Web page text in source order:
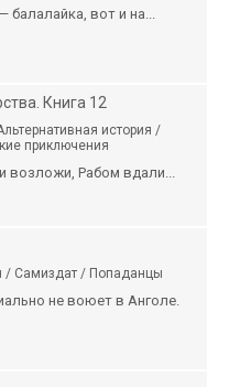
балалайка, вот и на...
Книга 12
история /
приключения
возложи, Рабом вдали...
/ Самиздат / Попаданцы
не воюет в Анголе.